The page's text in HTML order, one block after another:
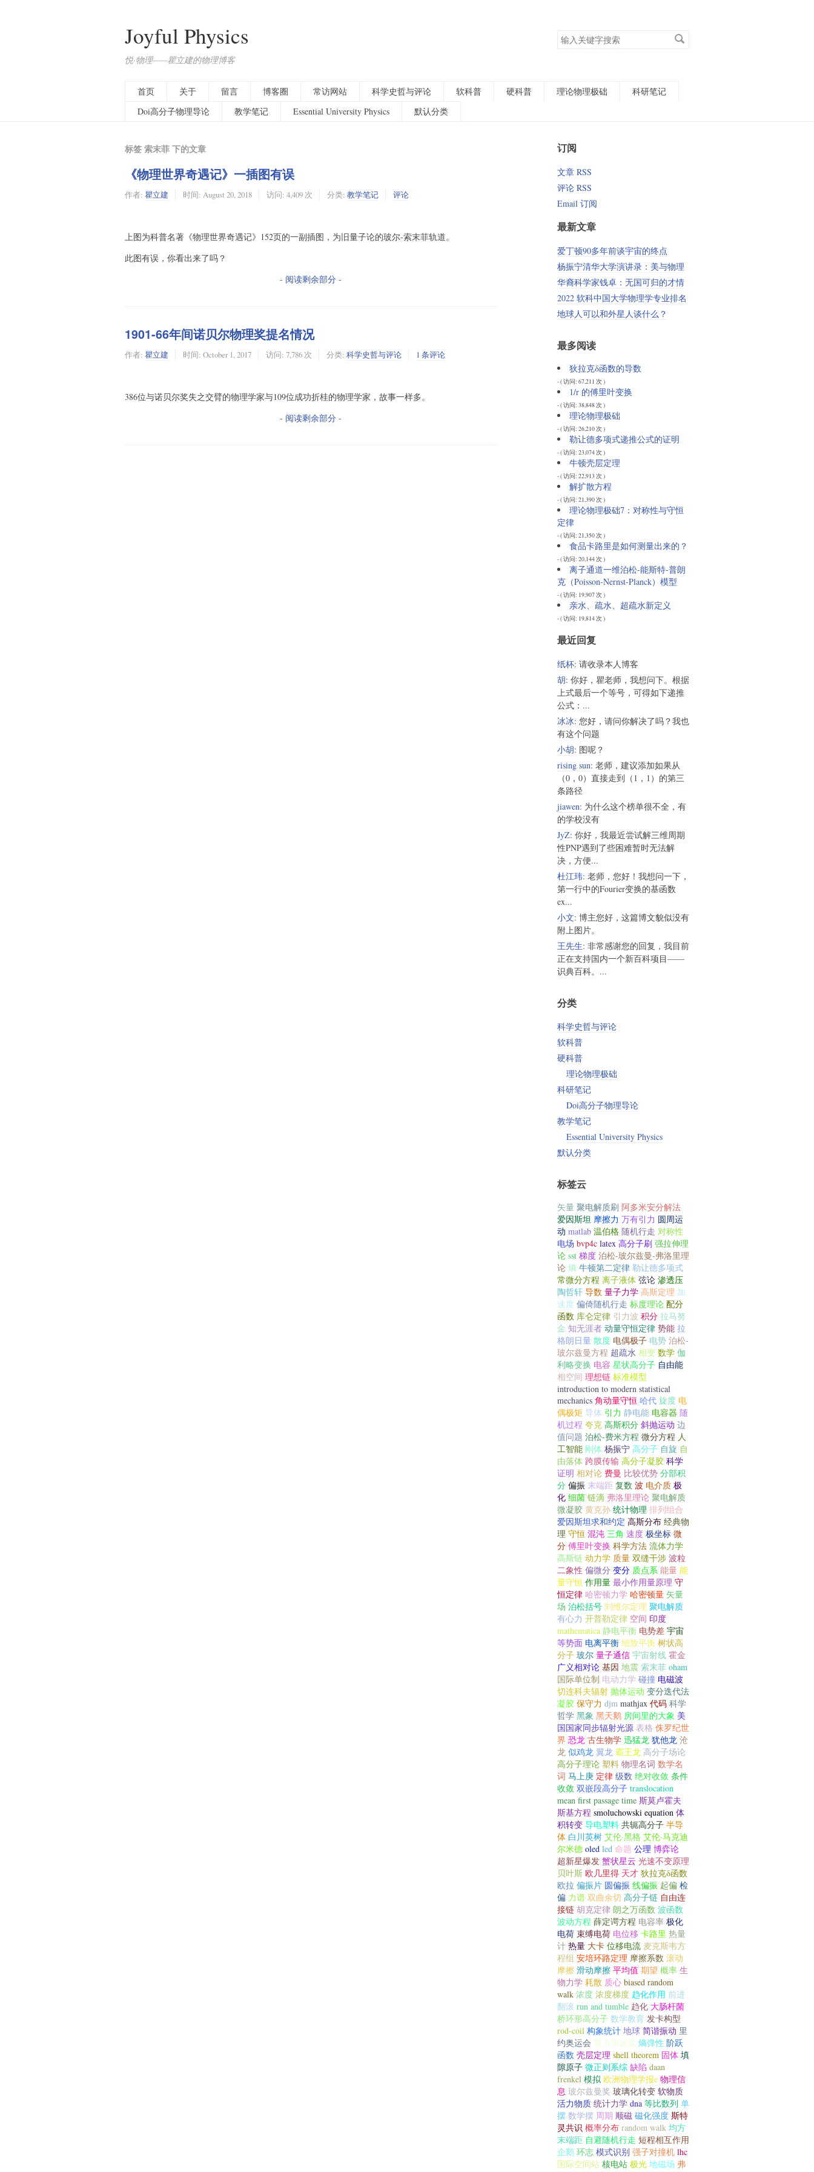
Joyful Physics
悦·物理——瞿立建的物理博客
搜
索
首页 关于 留言 博客圈 常访网站 科学史哲与评论 软科普 硬科普 理论物理极础
科研笔记
Doi高分子物理导论
教学笔记 Essential University Physics 默认分类
标签 索末菲 下的文章
《物理世界奇遇记》一插图有误
作者: 瞿立建 时间: August 20, 2018 访问: 4,409 次 分类: 教学笔记 评论
上图为科普名著《物理世界奇遇记》152页的一副插图，为旧量子论的玻尔-索末菲轨道。
此图有误，你看出来了吗？
- 阅读剩余部分 -
1901-66年间诺贝尔物理奖提名情况
作者: 瞿立建 时间: October 1, 2017 访问: 7,786 次 分类: 科学史哲与评论 1 条评论
386位与诺贝尔奖失之交臂的物理学家与109位成功折桂的物理学家，故事一样多。
- 阅读剩余部分 -
订阅
文章 RSS
评论 RSS
Email 订阅
最新文章
爱丁顿90多年前谈宇宙的终点
杨振宁清华大学演讲录：美与物理
华裔科学家钱卓：无国可归的才情
2022 软科中国大学物理学专业排名
地球人可以和外星人谈什么？
最多阅读
狄拉克δ函数的导数
- ( 访问: 67,211 次 )
1/r 的傅里叶变换
- ( 访问: 38,848 次 )
理论物理极础
- ( 访问: 26,210 次 )
勒让德多项式递推公式的证明
- ( 访问: 23,074 次 )
牛顿壳层定理
- ( 访问: 22,913 次 )
解扩散方程
- ( 访问: 21,390 次 )
理论物理极础7：对称性与守恒
定律
- ( 访问: 21,350 次 )
食品卡路里是如何测量出来的？
- ( 访问: 20,144 次 )
离子通道一维泊松-能斯特-普朗
克（Poisson-Nernst-Planck）模型
- ( 访问: 19,907 次 )
亲水、疏水、超疏水新定义
- ( 访问: 19,814 次 )
最近回复
纸杯: 请收录本人博客
胡: 你好，瞿老师，我想问下。根据
上式最后一个等号，可得如下递推
公式：...
冰冰: 您好，请问你解决了吗？我也
有这个问题
小胡: 图呢？
rising sun: 老师，建议添加如果从
（0，0）直接走到（1，1）的第三
条路径
jiawen: 为什么这个榜单很不全，有
的学校没有
JyZ: 你好，我最近尝试解三维周期
性PNP遇到了些困难暂时无法解
决，方便...
杜江玮: 老师，您好！我想问一下，
第一行中的Fourier变换的基函数
ex...
小文: 博主您好，这篇博文貌似没有
附上图片。
王先生: 非常感谢您的回复，我目前
正在支持国内一个新百科项目——
识典百科。...
分类
科学史哲与评论
软科普
硬科普
理论物理极础
科研笔记
Doi高分子物理导论
教学笔记
Essential University Physics
默认分类
标签云
矢量 聚电解质刷 阿多米安分解法
爱因斯坦 摩擦力 万有引力 圆周运
动 matlab 温伯格 随机行走 对称性
电场 bvp4c latex 高分子刷 强拉伸理
论 sst 梯度 泊松-玻尔兹曼-弗洛里理
论 熵 牛顿第二定律 勒让德多项式
常微分方程 离子液体 弦论 渗透压
陶哲轩 导数 量子力学 高斯定理 加
速度 偏倚随机行走 标度理论 配分
函数 库仑定律 引力波 积分 拉马努
金 知无涯者 动量守恒定律 势能 拉
格朗日量 散度 电偶极子 电势 泊松-
玻尔兹曼方程 超疏水 相变 数学 伽
利略变换 电容 星状高分子 自由能
相空间 理想链 标准模型
introduction to modern statistical
mechanics 角动量守恒 哈代 旋度 电
偶极矩 导体 引力 静电能 电容器 随
机过程 夸克 高斯积分 斜抛运动 边
值问题 泊松-费米方程 微分方程 人
工智能 刚体 杨振宁 高分子 自旋 自
由落体 跨膜传输 高分子凝胶 科学
证明 相对论 费曼 比较优势 分部积
分 偏振 末端距 复数 波 电介质 极
化 细菌 链滴 弗洛里理论 聚电解质
微凝胶 黄克孙 统计物理 排列组合
爱因斯坦求和约定 高斯分布 经典物
理 守恒 混沌 三角 速度 极坐标 微
分 傅里叶变换 科学方法 流体力学
高斯链 动力学 质量 双缝干涉 波粒
二象性 偏微分 变分 质点系 能量 能
量守恒 作用量 最小作用量原理 守
恒定律 哈密顿力学 哈密顿量 矢量
场 泊松括号 刘维尔定理 聚电解质
有心力 开普勒定律 空间 印度
mathematica 静电平衡 电势差 宇宙
等势面 电离平衡 细致平衡 树状高
分子 玻尔 量子通信 宇宙射线 霍金
广义相对论 基因 地震 索末菲 oham
国际单位制 电动力学 碰撞 电磁波
切连科夫辐射 抛体运动 变分迭代法
凝胶 保守力 djm mathjax 代码 科学
哲学 黑象 黑天鹅 房间里的大象 美
国国家同步辐射光源 表格 侏罗纪世
界 恐龙 古生物学 迅猛龙 犹他龙 沧
龙 似鸡龙 翼龙 霸王龙 高分子场论
高分子理论 塑料 物理名词 数学名
词 马上庚 定律 级数 绝对收敛 条件
收敛 双嵌段高分子 translocation
mean first passage time 斯莫卢霍夫
斯基方程 smoluchowski equation 体
积转变 导电塑料 共轭高分子 半导
体 白川英树 艾伦·黑格 艾伦·马克迪
尔米德 oled led 命题 公理 博弈论
超新星爆发 蟹状星云 光速不变原理
贝叶斯 欧几里得 天才 狄拉克δ函数
欧拉 偏振片 圆偏振 线偏振 起偏 检
偏 力谱 双曲余切 高分子链 自由连
接链 胡克定律 朗之万函数 波函数
波动方程 薛定谔方程 电容率 极化
电荷 束缚电荷 电位移 卡路里 热量
计 热量 大卡 位移电流 麦克斯韦方
程组 安培环路定理 摩擦系数 滚动
摩擦 滑动摩擦 平均值 期望 概率 生
物力学 耗散 质心 biased random
walk 浓度 浓度梯度 趋化作用 前进
翻滚 run and tumble 趋化 大肠杆菌
桥环形高分子 数学教育 发卡构型
rod-coil 构象统计 地球 简谐振动 里
约奥运会 重力加速度 熵弹性 阶跃
函数 壳层定理 shell theorem 固体 填
隙原子 微正则系综 缺陷 daan
frenkel 模拟 欧洲物理学报e 物理信
息 玻尔兹曼奖 玻璃化转变 软物质
活力物质 统计力学 dna 等比数列 单
摆 数学摆 周期 顺磁 磁化强度 斯特
灵共识 概率分布 random walk 均方
末端距 自避随机行走 短程相互作用
企鹅 环志 模式识别 强子对撞机 lhc
国际空间站 核电站 极光 地磁场 弗